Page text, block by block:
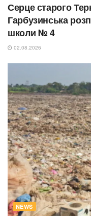
Серце старого
Гарбузинська
школи № 4
02.08.2026
NEWS